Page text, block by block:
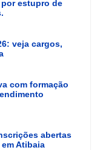
por estupro de
veja cargos,
com formação
abertas
Atibaia